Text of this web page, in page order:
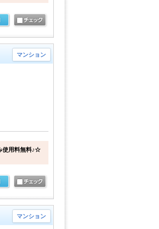
マンション
使用料無料♪☆
マンション